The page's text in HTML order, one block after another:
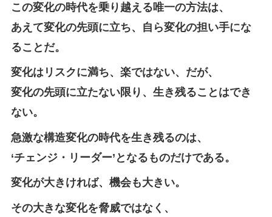
この変化の時代を乗り越える唯一の方法は、
あえて変化の先頭に立ち、自ら変化の担い手にな
ることだ。
変化はリスクに満ち、楽ではない、だが、
変化の先頭に立たない限り、生き残ることはでき
ない。
急激な構造変化の時代を生き残るのは、
‘チェンジ・リーダー’となるものだけである。
変化が大きければ、機会も大きい。
その大きな変化を脅威ではなく、